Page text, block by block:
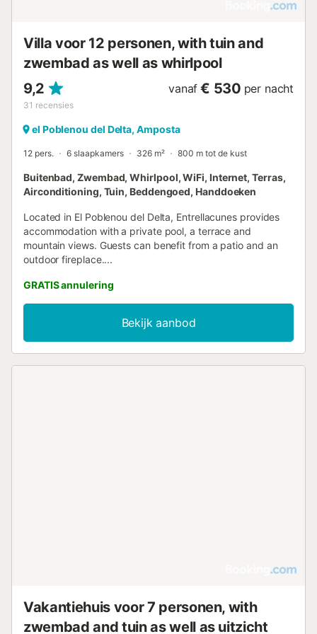
duiken, snorkelen, wandelen, fietsen en paardrijden. Het
op 3,5 km van de accommodatie en lokale
eetgelegenheden zoals Restaurante Nuri liggen binnen 1
km. Fietsverhuur en een excursiebalie kunnen worden
geregeld om u te helpen de omgeving te verkennen....
Villa voor 12 personen, with tuin and
zwembad as well as whirlpool
9,2
31 recensies
vanaf € 530 per nacht
el Poblenou del Delta, Amposta
12 pers. 6 slaapkamers 326 m² 800 m tot de kust
Buitenbad, Zwembad, Whirlpool, WiFi, Internet, Terras,
Airconditioning, Tuin, Beddengoed, Handdoeken
Located in El Poblenou del Delta, Entrellacunes provides
accommodation with a private pool, a terrace and
mountain views. Guests can benefit from a patio and an
outdoor fireplace....
GRATIS annulering
Bekijk aanbod
Vakantiehuis voor 7 personen, with
zwembad and tuin as well as uitzicht